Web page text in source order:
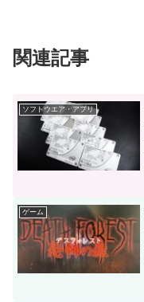
関連記事
ソフトウエア・アプリ
ゲーム